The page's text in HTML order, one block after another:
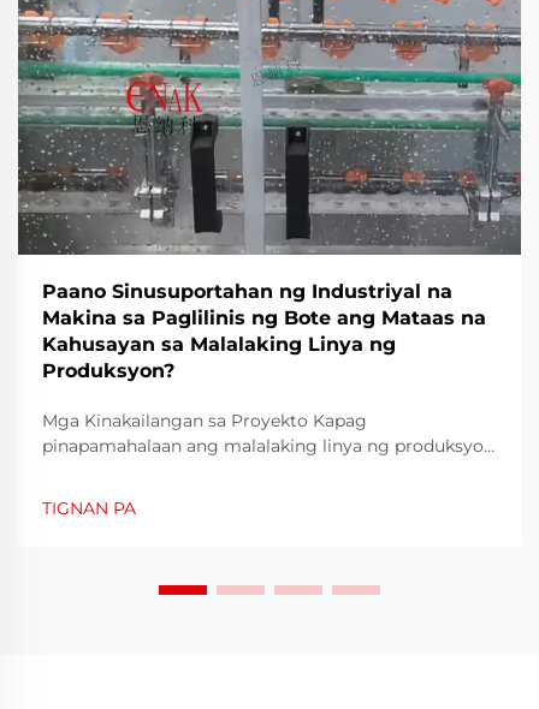
Paano Sinusuportahan ng Industriyal na
Makina sa Paglilinis ng Bote ang Mataas na
Kahusayan sa Malalaking Linya ng
Produksyon?
Mga Kinakailangan sa Proyekto Kapag
pinapamahalaan ang malalaking linya ng produksyon
lubos na linisin ang mga bote bago punuin upang
TIGNAN PA